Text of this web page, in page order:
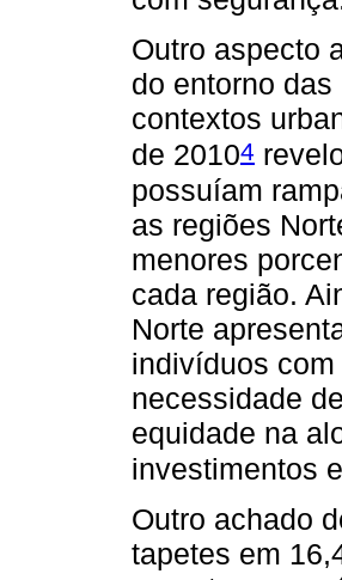
Outro aspecto
do entorno
contextos
de 20104
possuíam
as regiões
menores
cada região.
Norte
indivíduos
necessidade
equidade na
investimentos
Outro achado
tapetes em